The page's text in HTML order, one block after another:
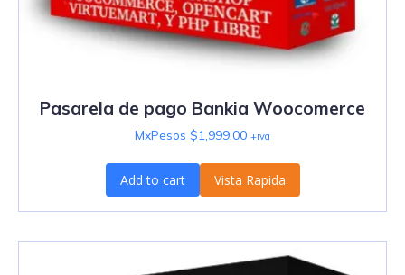
Pasarela de pago Bankia Woocomerce
MxPesos $1,999.00 +iva
Add to cart Vista Rapida